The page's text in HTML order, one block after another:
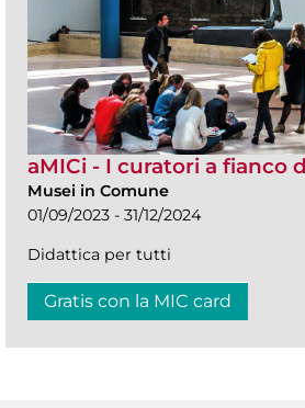
aMICi - I curatori a fianco
Musei in Comune
01/09/2023 - 31/12/2024
Didattica per tutti
Gratis con la MIC card